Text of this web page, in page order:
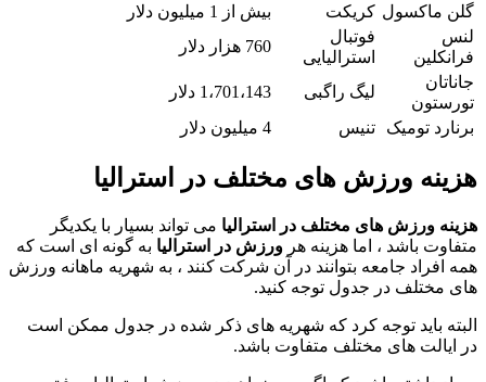
گلن ماکسول کریکت
بیش از 1 میلیون دلار
لنس
فرانکلین
فوتبال
استرالیایی
760 هزار دلار
جاناتان
تورستون
لیگ راگبی
1،701،143 دلار
برنارد تومیک
تنیس 4 میلیون دلار
هزینه ورزش های مختلف در استرالیا
هزینه ورزش های مختلف در استرالیا می تواند بسیار با یکدیگر
متفاوت باشد ، اما هزینه هر ورزش در استرالیا به گونه ای است که
همه افراد جامعه بتوانند در آن شرکت کنند ، به شهریه ماهانه ورزش
های مختلف در جدول توجه کنید.
البته باید توجه کرد که شهریه های ذکر شده در جدول ممکن است
در ایالت های مختلف متفاوت باشد.